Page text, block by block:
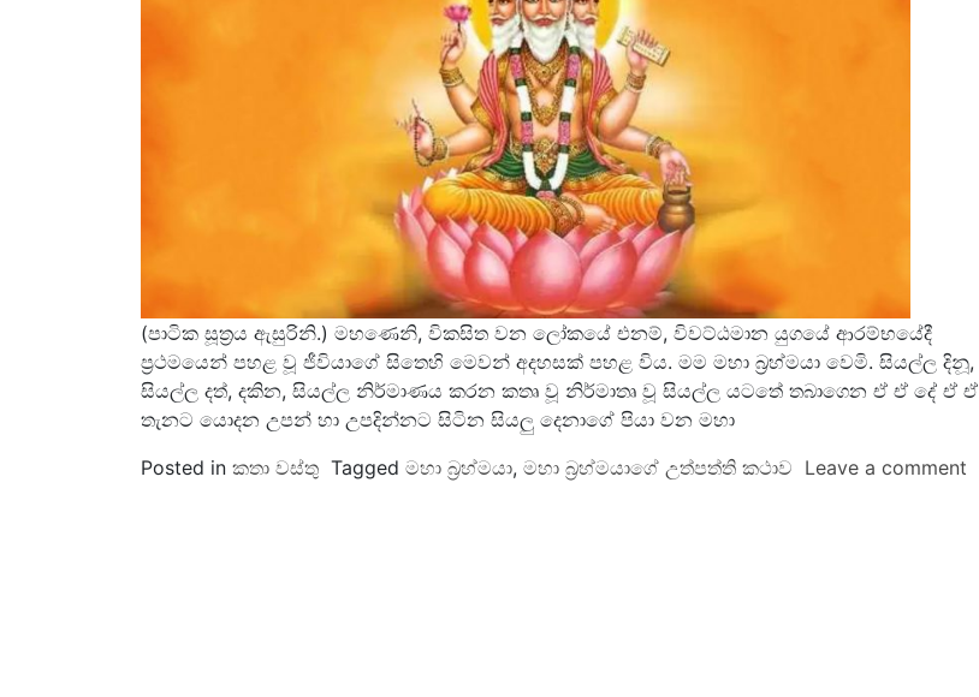
(පාටික සූත්‍රය ඇසුරිනි.) මහණෙනි, විකසිත වන ලෝකයේ එනම්, විවට්ඨමාන යුගයේ ආරම්භයේදී
ප්‍රථමයෙන් පහළ වූ ජීවියාගේ සිතෙහි මෙවන් අදහසක් පහළ විය. මම මහා බ්‍රහ්මයා වෙමි. සියල්ල දිනූ,
සියල්ල දත්, දකින, සියල්ල නිර්මාණය කරන කතෘ වූ නිර්මාතෘ වූ සියල්ල යටතේ තබාගෙන ඒ ඒ දේ ඒ ඒ
තැනට යොදන උපන් හා උපදින්නට සිටින සියලු දෙනාගේ පියා වන මහා
Posted in කතා වස්තු Tagged මහා බ්‍රහ්මයා, මහා බ්‍රහ්මයාගේ උත්පත්ති කථාව Leave a comment